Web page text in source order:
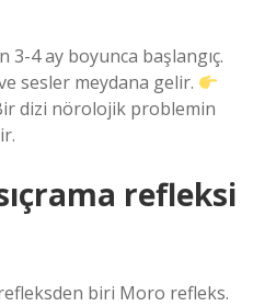
3-4 ay boyunca başlangıç.
sesler meydana gelir.
dizi nörolojik problemin
refleksi
biri Moro refleks.